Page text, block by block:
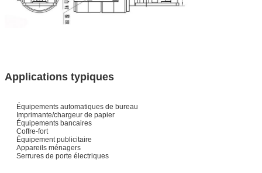
Applications typiques
Équipements automatiques de bureau
Imprimante/chargeur de papier
Équipements bancaires
Coffre-fort
Équipement publicitaire
Appareils ménagers
Serrures de porte électriques